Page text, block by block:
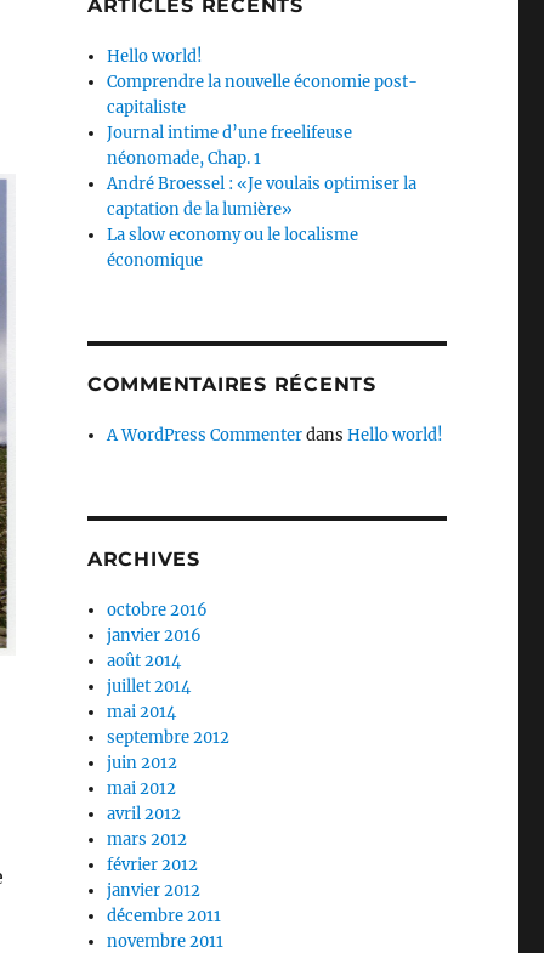
ARTICLES RÉCENTS
Hello world!
Comprendre la nouvelle économie post-
capitaliste
Journal intime d’une freelifeuse
néonomade, Chap. 1
André Broessel : «Je voulais optimiser la
captation de la lumière»
La slow economy ou le localisme
économique
COMMENTAIRES RÉCENTS
A WordPress CommenterdansHello world!
ARCHIVES
octobre 2016
janvier 2016
août 2014
juillet 2014
mai 2014
septembre 2012
juin 2012
mai 2012
avril 2012
mars 2012
février 2012
janvier 2012
décembre 2011
novembre 2011